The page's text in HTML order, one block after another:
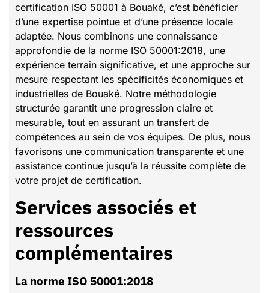
certification ISO 50001 à Bouaké, c’est bénéficier
d’une expertise pointue et d’une présence locale
adaptée. Nous combinons une connaissance
approfondie de la norme ISO 50001:2018, une
expérience terrain significative, et une approche sur
mesure respectant les spécificités économiques et
industrielles de Bouaké. Notre méthodologie
structurée garantit une progression claire et
mesurable, tout en assurant un transfert de
compétences au sein de vos équipes. De plus, nous
favorisons une communication transparente et une
assistance continue jusqu’à la réussite complète de
votre projet de certification.
Services associés et
ressources
complémentaires
la norme ISO 50001:2018